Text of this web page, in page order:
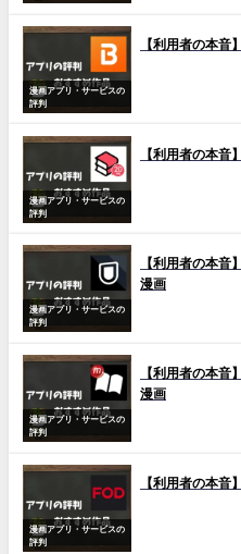
漫画アプリ・サービスの
評判
【利用者の本
漫画アプリ・サービスの
評判
【利用者の本音
漫画アプリ・サービスの
評判
【利用者の本音
漫画
漫画アプリ・サービスの
評判
【利用者の本音
漫画
漫画アプリ・サービスの
評判
【利用者の本音